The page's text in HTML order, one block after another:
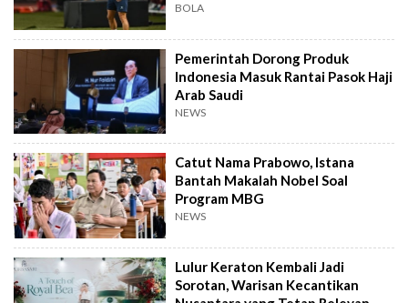
BOLA
Pemerintah Dorong Produk
Indonesia Masuk Rantai Pasok Haji
Arab Saudi
NEWS
Catut Nama Prabowo, Istana
Bantah Makalah Nobel Soal
Program MBG
NEWS
Lulur Keraton Kembali Jadi
Sorotan, Warisan Kecantikan